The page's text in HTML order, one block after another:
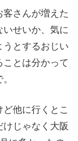
客さんが増えた
せいか、気に
うとするおじい
とは分かって
他に行くとこ
じゃなく大阪